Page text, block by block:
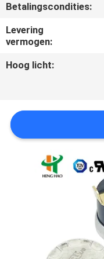
NIEUWS
ALLE
GEVALLEN
SITEMAP
PRIVACY
POLICY
Betalingscondities:
Levering
vermogen:
Hoog licht: